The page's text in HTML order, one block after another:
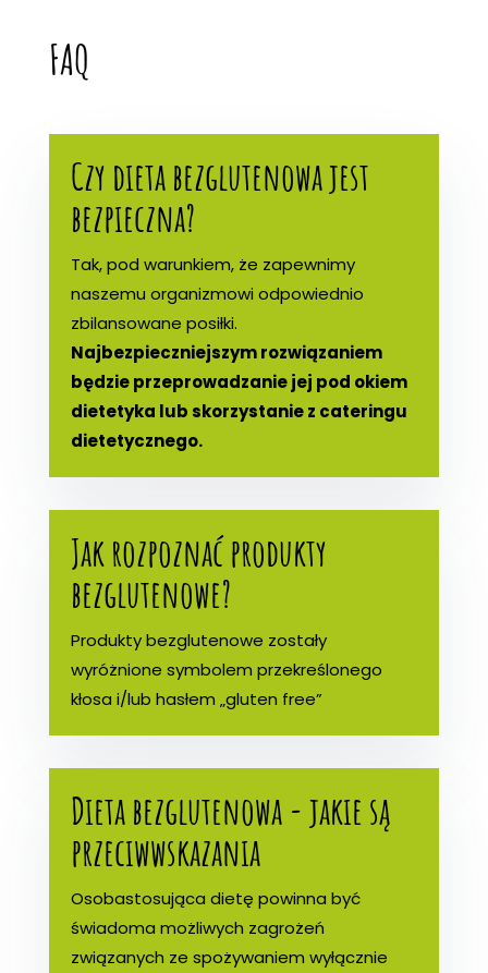
FAQ
Czy dieta bezglutenowa jest
bezpieczna?
Tak, pod warunkiem, że zapewnimy
naszemu organizmowi odpowiednio
zbilansowane posiłki.
Najbezpieczniejszym rozwiązaniem
będzie przeprowadzanie jej pod okiem
dietetyka lub skorzystanie z cateringu
dietetycznego.
Jak rozpoznać produkty
bezglutenowe?
Produkty bezglutenowe zostały
wyróżnione symbolem przekreślonego
kłosa i/lub hasłem „gluten free”
Dieta bezglutenowa - jakie są
przeciwwskazania
Osobastosująca dietę powinna być
świadoma możliwych zagrożeń
związanych ze spożywaniem wyłącznie